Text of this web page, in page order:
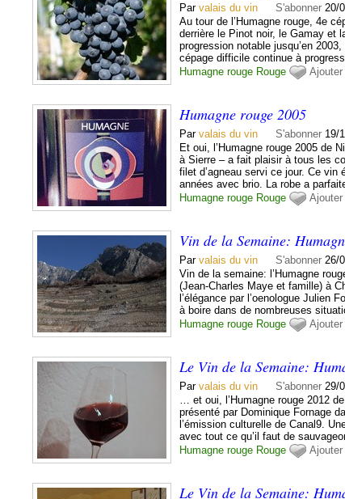
Parvalais du vin S'abonner 20/
Au tour de l’Humagne rouge, 4e
derrière le Pinot noir, le Gamay et
progression notable jusqu’en
cépage difficile continue à
Humagne rouge Rouge
Humagne rouge 2005
Parvalais du vin S'abonner 19/
Et oui, l’Humagne rouge 2005 de
à Sierre – a fait plaisir à tous les
filet d’agneau servi ce jour. Ce vin
années avec brio. La robe a
Humagne rouge Rouge
Vin de la Semaine:
Parvalais du vin S'abonner 26/
Vin de la semaine: l’Humagne
(Jean-Charles Maye et famille) à
l’élégance par l’oenologue Julien
à boire dans de nombreuses
Humagne rouge Rouge
Le Vin de la Semaine:
Parvalais du vin S'abonner 29/
… et oui, l’Humagne rouge 2012
présenté par Dominique Fornage
l’émission culturelle de Canal9.
avec tout ce qu’il faut de
Humagne rouge Rouge
Le Vin de la Semaine: